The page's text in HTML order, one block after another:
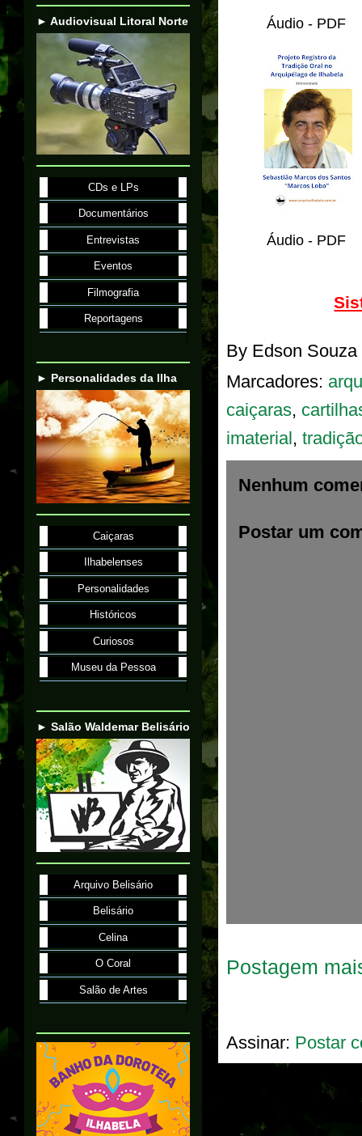
Áudio - PDF
Áudio - PDF
By Edson Souza
Marcadores:
caiçaras,
imaterial,
Nenhum
Postar um
Postagem
Assinar: Postar
► Audiovisual Litoral Norte
CDs e LPs
Documentários
Entrevistas
Eventos
Filmografia
Reportagens
► Personalidades da Ilha
Caiçaras
Ilhabelenses
Personalidades
Históricos
Curiosos
Museu da Pessoa
► Salão Waldemar Belisário
Arquivo Belisário
Belisário
Celina
O Coral
Salão de Artes